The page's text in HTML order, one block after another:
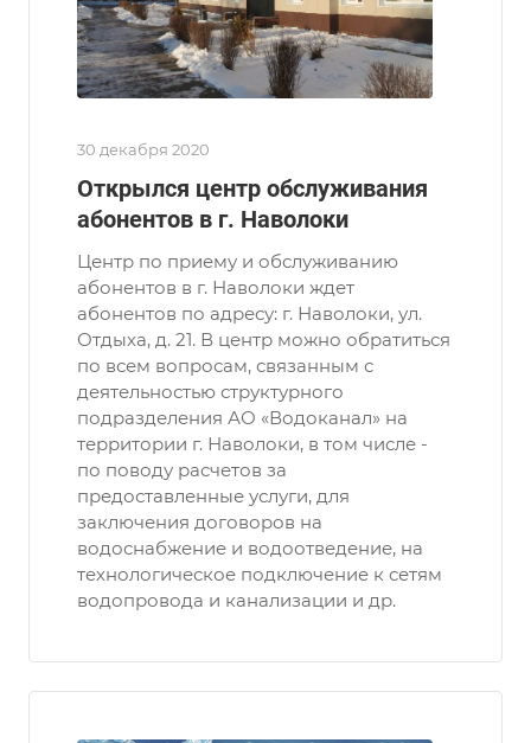
30 декабря 2020
Открылся центр обслуживания
абонентов в г. Наволоки
Центр по приему и обслуживанию
абонентов в г. Наволоки ждет
абонентов по адресу: г. Наволоки, ул.
Отдыха, д. 21. В центр можно обратиться
по всем вопросам, связанным с
деятельностью структурного
подразделения АО «Водоканал» на
территории г. Наволоки, в том числе -
по поводу расчетов за
предоставленные услуги, для
заключения договоров на
водоснабжение и водоотведение, на
технологическое подключение к сетям
водопровода и канализации и др.